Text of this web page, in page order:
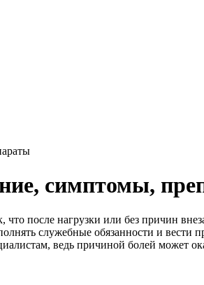
симптомы,
что после нагрузки или без причин
служебные обязанности и
ведь причиной болей может